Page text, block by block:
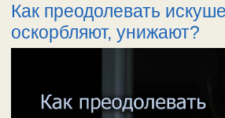
Как преодолевать
оскорбляют, унижают?